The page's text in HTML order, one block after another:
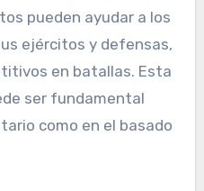
pueden ayudar a los
ejércitos y defensas,
en batallas. Esta
ser fundamental
como en el basado